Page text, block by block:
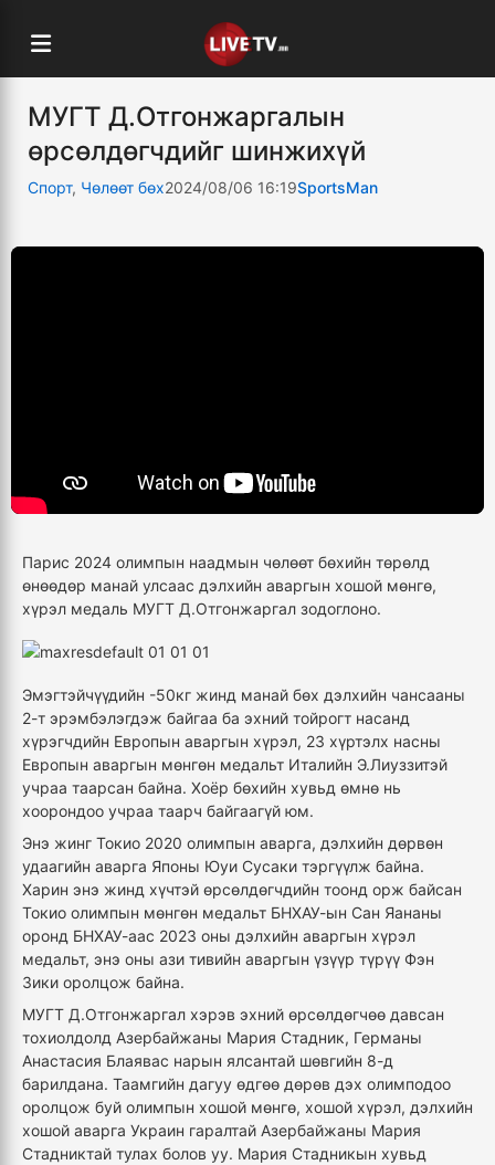
МУГТ Д.Отгонжаргалын
өрсөлдөгчдийг шинжихүй
Спорт, Чөлөөт бөх2024/08/06 16:19SportsMan
Парис 2024 олимпын наадмын чөлөөт бөхийн төрөлд
өнөөдөр манай улсаас дэлхийн аваргын хошой мөнгө,
хүрэл медаль МУГТ Д.Отгонжаргал зодоглоно.
Эмэгтэйчүүдийн -50кг жинд манай бөх дэлхийн чансааны
2-т эрэмбэлэгдэж байгаа ба эхний тойрогт насанд
хүрэгчдийн Европын аваргын хүрэл, 23 хүртэлх насны
Европын аваргын мөнгөн медальт Италийн Э.Лиуззитэй
учраа таарсан байна. Хоёр бөхийн хувьд өмнө нь
хоорондоо учраа таарч байгаагүй юм.
Энэ жинг Токио 2020 олимпын аварга, дэлхийн дөрвөн
удаагийн аварга Японы Юуи Сусаки тэргүүлж байна.
Харин энэ жинд хүчтэй өрсөлдөгчдийн тоонд орж байсан
Токио олимпын мөнгөн медальт БНХАУ-ын Сан Яананы
оронд БНХАУ-аас 2023 оны дэлхийн аваргын хүрэл
медальт, энэ оны ази тивийн аваргын үзүүр түрүү Фэн
Зики оролцож байна.
МУГТ Д.Отгонжаргал хэрэв эхний өрсөлдөгчөө давсан
тохиолдолд Азербайжаны Мария Стадник, Германы
Анастасия Блаявас нарын ялсантай шөвгийн 8-д
барилдана. Таамгийн дагуу өдгөө дөрөв дэх олимподоо
оролцож буй олимпын хошой мөнгө, хошой хүрэл, дэлхийн
хошой аварга Украин гаралтай Азербайжаны Мария
Стадниктай тулах болов уу. Мария Стадникын хувьд